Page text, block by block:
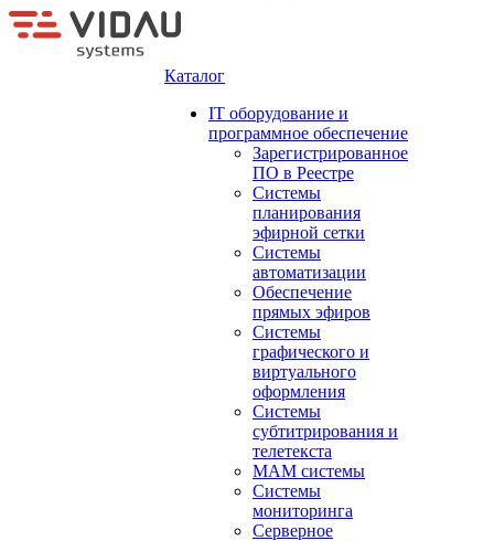
Каталог
IT оборудование и
программное обеспечение
Зарегистрированное
ПО в Реестре
Системы
планирования
эфирной сетки
Системы
автоматизации
Обеспечение
прямых эфиров
Системы
графического и
виртуального
оформления
Системы
субтитрирования и
телетекста
MAM системы
Системы
мониторинга
Серверное